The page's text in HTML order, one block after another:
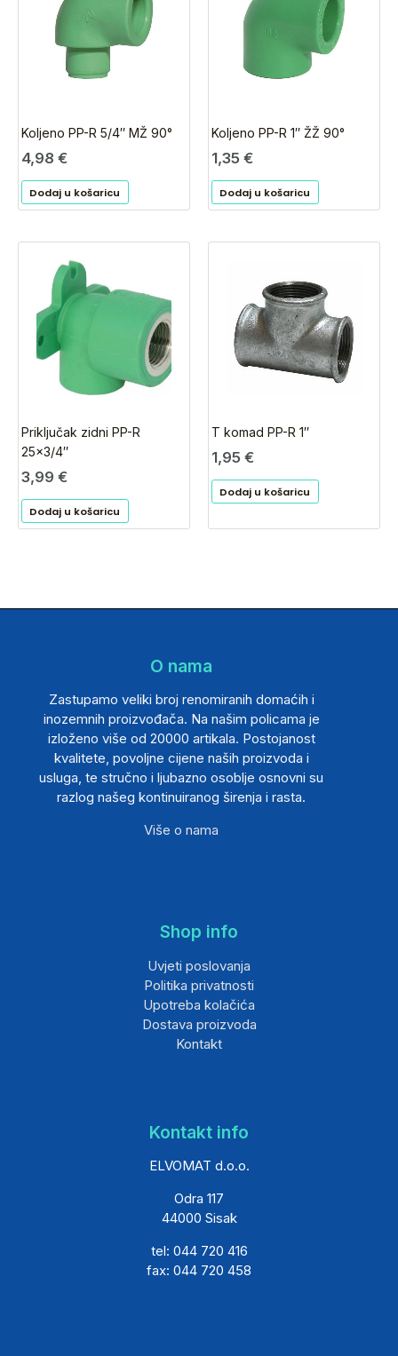
Koljeno PP-R 5/4″ MŽ 90°
4,98 €
Dodaj u košaricu
Koljeno PP-R 1″ ŽŽ 90°
1,35 €
Dodaj u košaricu
Priključak zidni PP-R
25×3/4″
3,99 €
Dodaj u košaricu
T komad PP-R 1″
1,95 €
Dodaj u košaricu
O nama
Zastupamo veliki broj renomiranih domaćih i
inozemnih proizvođača. Na našim policama je
izloženo više od 20000 artikala. Postojanost
kvalitete, povoljne cijene naših proizvoda i
usluga, te stručno i ljubazno osoblje osnovni su
razlog našeg kontinuiranog širenja i rasta.
Više o nama
Shop info
Uvjeti poslovanja
Politika privatnosti
Upotreba kolačića
Dostava proizvoda
Kontakt
Kontakt info
ELVOMAT d.o.o.
Odra 117
44000 Sisak
tel: 044 720 416
fax: 044 720 458